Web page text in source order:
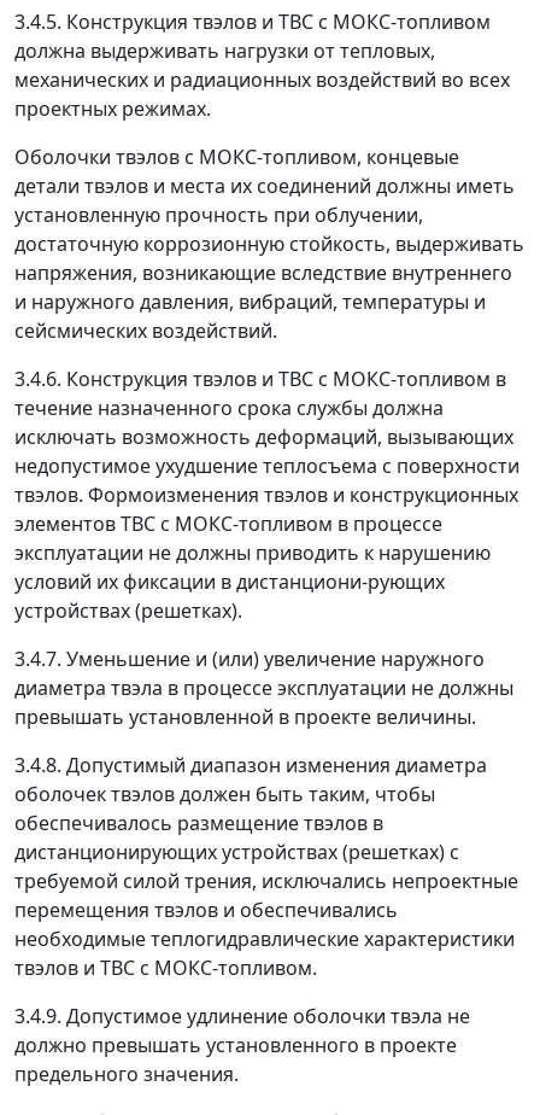
3.4.5. Конструкция твэлов и ТВС с МОКС-топливом
должна выдерживать нагрузки от тепловых,
механических и радиационных воздействий во всех
проектных режимах.
Оболочки твэлов с МОКС-топливом, концевые
детали твэлов и места их соединений должны иметь
установленную прочность при облучении,
достаточную коррозионную стойкость, выдерживать
напряжения, возникающие вследствие внутреннего
и наружного давления, вибраций, температуры и
сейсмических воздействий.
3.4.6. Конструкция твэлов и ТВС с МОКС-топливом в
течение назначенного срока службы должна
исключать возможность деформаций, вызывающих
недопустимое ухудшение теплосъема с поверхности
твэлов. Формоизменения твэлов и конструкционных
элементов ТВС с МОКС-топливом в процессе
эксплуатации не должны приводить к нарушению
условий их фиксации в дистанциони-рующих
устройствах (решетках).
3.4.7. Уменьшение и (или) увеличение наружного
диаметра твэла в процессе эксплуатации не должны
превышать установленной в проекте величины.
3.4.8. Допустимый диапазон изменения диаметра
оболочек твэлов должен быть таким, чтобы
обеспечивалось размещение твэлов в
дистанционирующих устройствах (решетках) с
требуемой силой трения, исключались непроектные
перемещения твэлов и обеспечивались
необходимые теплогидравлические характеристики
твэлов и ТВС с МОКС-топливом.
3.4.9. Допустимое удлинение оболочки твэла не
должно превышать установленного в проекте
предельного значения.